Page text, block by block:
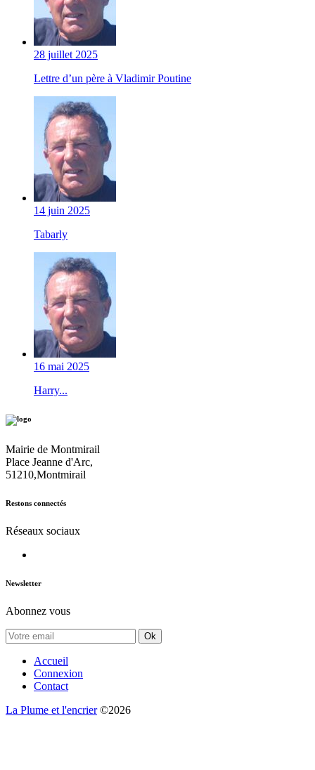
28 juillet 2025
Lettre d’un père à Vladimir Poutine
14 juin 2025
Tabarly
16 mai 2025
Harry...
Mairie de Montmirail
Place Jeanne d'Arc,
51210,Montmirail
Restons connectés
Réseaux sociaux
Newsletter
Abonnez vous
Ok
Accueil
Connexion
Contact
La Plume et l'encrier©2026